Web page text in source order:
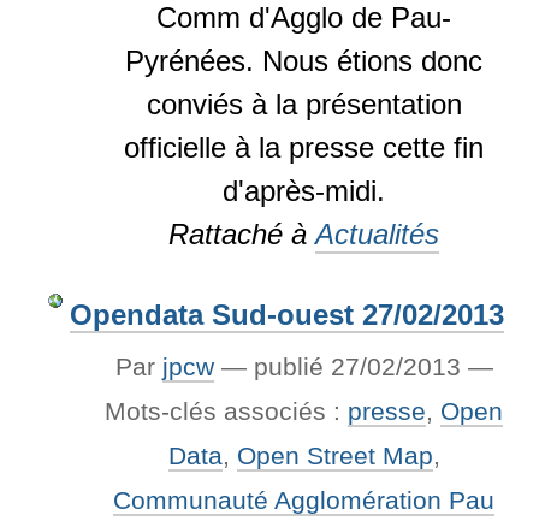
Comm d'Agglo de Pau-
Pyrénées. Nous étions donc
conviés à la présentation
officielle à la presse cette fin
d'après-midi.
Rattaché à Actualités
Opendata Sud-ouest 27/02/2013
Par jpcw — publié 27/02/2013 —
Mots-clés associés : presse, Open
Data, Open Street Map,
Communauté Agglomération Pau